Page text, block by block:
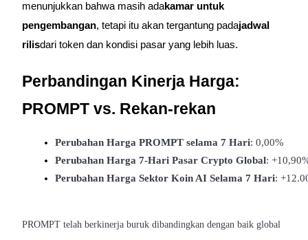
Menghasilkan
menunjukkan bahwa masih adakamar untuk
pengembangan, tetapi itu akan tergantung padajadwal
rilisdari token dan kondisi pasar yang lebih luas.
Perbandingan Kinerja Harga:
PROMPT vs. Rekan-rekan
Perubahan Harga PROMPT selama 7 Hari: 0,00%
Perubahan Harga 7-Hari Pasar Crypto Global:
Perubahan Harga Sektor Koin AI Selama 7 Hari:
PROMPT telah berkinerja buruk dibandingkan dengan baik global